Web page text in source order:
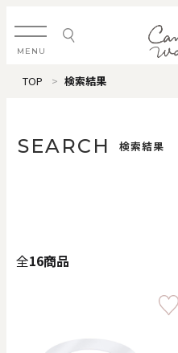
MENU
ログイン・新規会員登録
TOP 検索結果
SEARCH 検索結果
全16商品